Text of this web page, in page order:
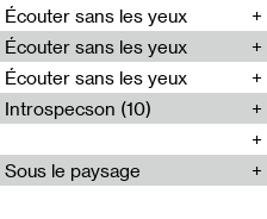
Écouter sans les yeux
Écouter sans les yeux
Écouter sans les yeux
Introspecson (10)
Sous le paysage